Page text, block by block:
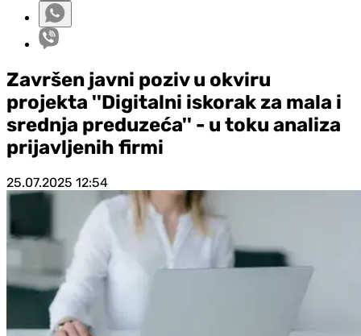
Završen javni poziv u okviru
projekta ''Digitalni iskorak za mala i
srednja preduzeća'' - u toku analiza
prijavljenih firmi
25.07.2025 12:54